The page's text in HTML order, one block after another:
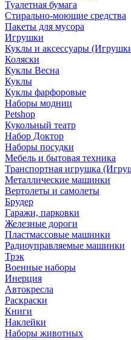
Туалетная бумага
Стирально-моющие средства
Пакеты для мусора
Игрушки
Куклы и аксессуары
Коляски
Куклы Весна
Куклы
Куклы фарфоровые
Наборы модниц
Petshop
Кукольный театр
Набор Доктор
Наборы посудки
Мебель и бытовая техника
Транспортная игрушка
Металлические машинки
Вертолеты и самолеты
Брудер
Гаражи, парковки
Железные дороги
Пластмассовые машинки
Радиоуправляемые машинки
Трэк
Военные наборы
Инерция
Автокресла
Раскраски
Книги
Наклейки
Наборы животных